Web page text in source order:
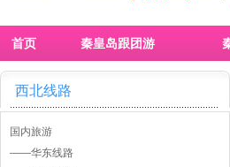
首页 秦皇岛跟团游
西北线路
国内旅游
——华东线路